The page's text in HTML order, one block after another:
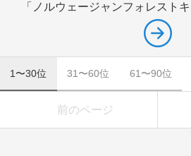
「ノルウェージャンフォレストキ
1〜30位 31〜60位 61〜90位
前のページ